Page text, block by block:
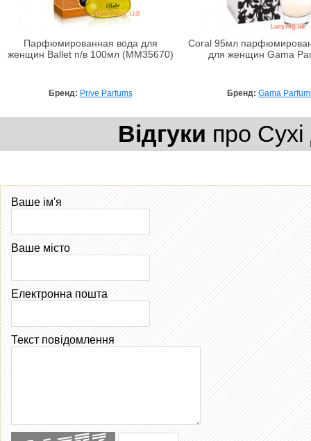
Парфюмированная вода для
женщин Ballet п/в 100мл (MM35670)
Бренд: Prive Parfums
Coral 95мл
для женщин Gama
Бренд: Gama
Відгуки про
Ваше ім'я
Ваше місто
Електронна пошта
Текст повідомлення